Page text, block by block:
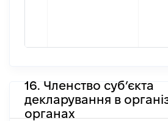
16. Членство суб’єкта
декларування в
органах